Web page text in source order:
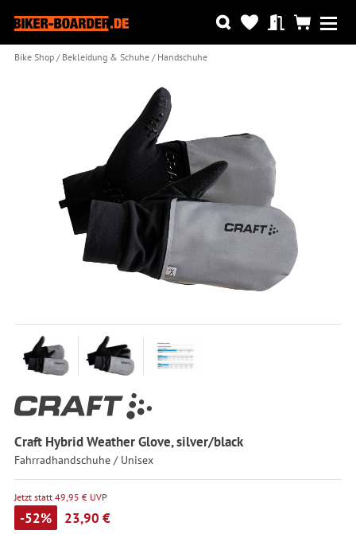
Bike Shop Bekleidung & Schuhe Handschuhe
Craft Hybrid Weather Glove, silver/black
Fahrradhandschuhe / Unisex
Jetzt statt 49,95 € UVP
-52% 23,90 €